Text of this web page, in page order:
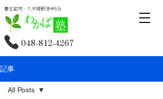
春日部市・八木崎駅徒歩5分
048-812-4267
記事
All Posts